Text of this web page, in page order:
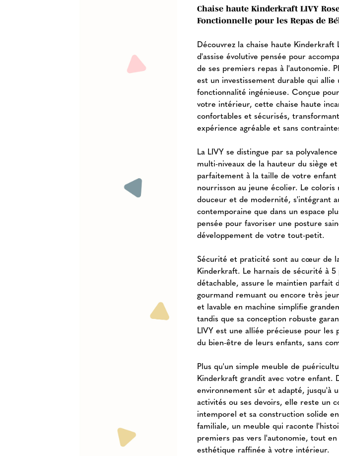
Chaise haute Kinderkraft LIVY
Fonctionnelle pour les Repas de
Découvrez la chaise haute
d'assise évolutive pensée pour
de ses premiers repas à l'autonomie.
est un investissement durable qui allie
fonctionnalité ingénieuse. Conçue
votre intérieur, cette chaise haute
confortables et sécurisés,
expérience agréable et sans
La LIVY se distingue par sa
multi-niveaux de la hauteur du siège
parfaitement à la taille de votre
nourrisson au jeune écolier. Le
douceur et de modernité, s'intégrant
contemporaine que dans un espace
pensée pour favoriser une posture
développement de votre tout-petit.
Sécurité et praticité sont au cœur de
Kinderkraft. Le harnais de sécurité à
détachable, assure le maintien
gourmand remuant ou encore très
et lavable en machine simplifie
tandis que sa conception robuste
LIVY est une alliée précieuse pour
du bien-être de leurs enfants, sans
Plus qu'un simple meuble de
Kinderkraft grandit avec votre enfant.
environnement sûr et adapté, jusqu'à
activités ou ses devoirs, elle reste un
intemporel et sa construction solide
familiale, un meuble qui raconte
premiers pas vers l'autonomie, tout
esthétique raffinée à votre intérieur.